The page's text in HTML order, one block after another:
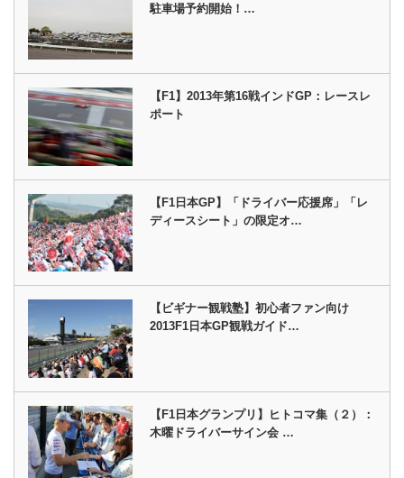
駐車場予約開始！…
【F1】2013年第16戦インドGP：レースレ
ポート
【F1日本GP】「ドライバー応援席」「レ
ディースシート」の限定オ…
【ビギナー観戦塾】初心者ファン向け
2013F1日本GP観戦ガイド…
【F1日本グランプリ】ヒトコマ集（２）：
木曜ドライバーサイン会 …